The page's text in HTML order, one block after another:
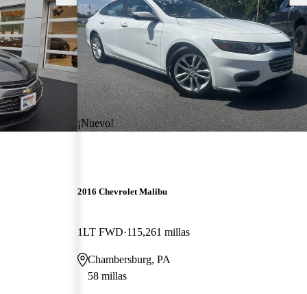
¡Nuevo!
2016 Chevrolet Malibu
1LT FWD 115,261 millas
Chambersburg, PA
58 millas